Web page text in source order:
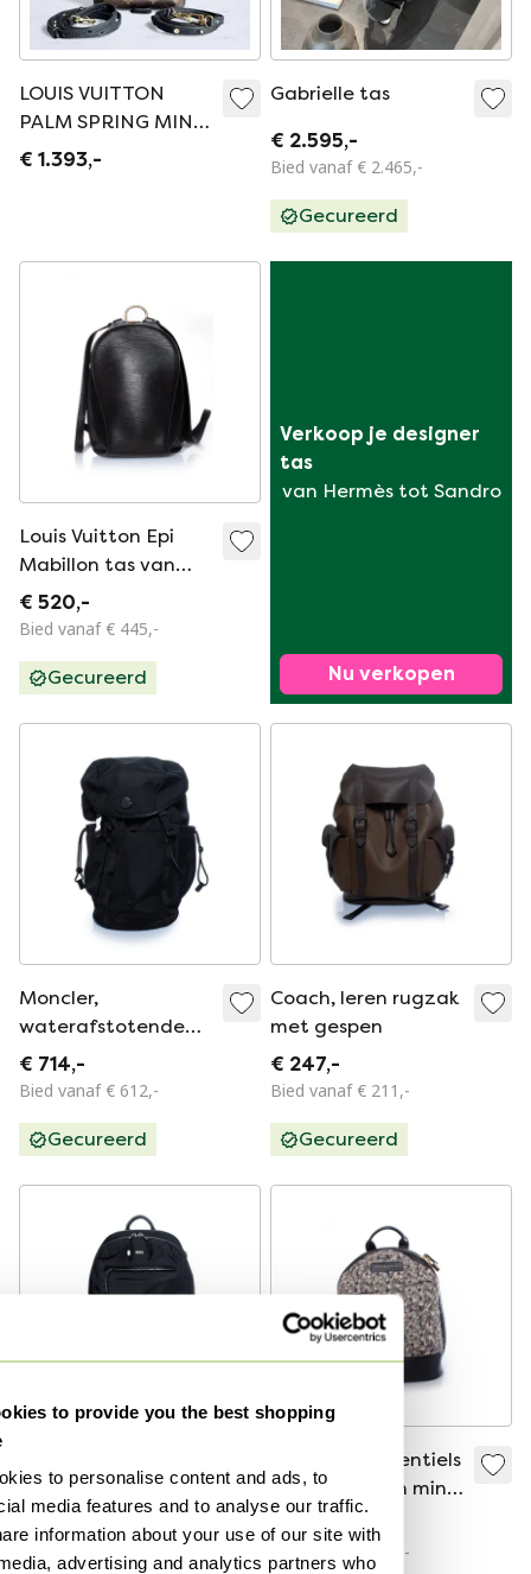
to provide you the best shopping
to personalise content and ads, to
media features and to analyse our traffic.
information about your use of our site with
advertising and analytics partners who
LOUIS VUITTON
PALM SPRING MINI -
CANVAS
€ 1.393,-
Gabrielle tas
€ 2.595,-
Bied vanaf € 2.465,-
Gecureerd
Louis Vuitton Epi
Mabillon tas van
zwart leer
€ 520,-
Bied vanaf € 445,-
Gecureerd
Verkoop je designer
tas
van Hermès tot Sandro
Nu verkopen
Moncler,
waterafstotende
rugzak
€ 714,-
Bied vanaf € 612,-
Gecureerd
Coach, leren rugzak
met gespen
€ 247,-
Bied vanaf € 211,-
Gecureerd
leren details
€ 195,-
Bied vanaf € 166,-
WANT Les Essentiels
de la Vie, leren mini-
rugzak
€ 174,-
Bied vanaf € 148,-